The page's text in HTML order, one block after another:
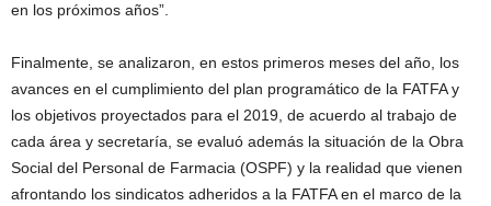
en los próximos años”.
Finalmente, se analizaron, en estos primeros meses del año, los
avances en el cumplimiento del plan programático de la FATFA y
los objetivos proyectados para el 2019, de acuerdo al trabajo de
cada área y secretaría, se evaluó además la situación de la Obra
Social del Personal de Farmacia (OSPF) y la realidad que vienen
afrontando los sindicatos adheridos a la FATFA en el marco de la